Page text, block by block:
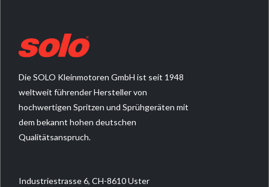
Die SOLO Kleinmotoren GmbH ist seit 1948
weltweit führender Hersteller von
hochwertigen Spritzen und Sprühgeräten mit
dem bekannt hohen deutschen
Qualitätsanspruch.
Industriestrasse 6, CH-8610 Uster